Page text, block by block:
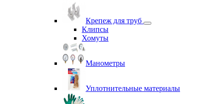
Крепеж для труб
Клипсы
Хомуты
Манометры
Уплотнительные материалы